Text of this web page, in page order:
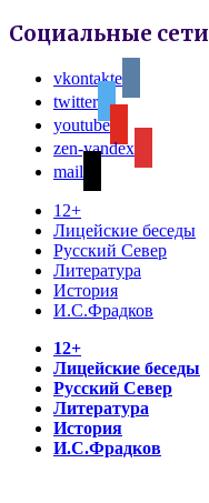
Социальные сети
vkontakte
twitter
youtube
zen-yandex
mail
12+
Лицейские беседы
Русский Север
Литература
История
И.С.Фрадков
12+
Лицейские беседы
Русский Север
Литература
История
И.С.Фрадков